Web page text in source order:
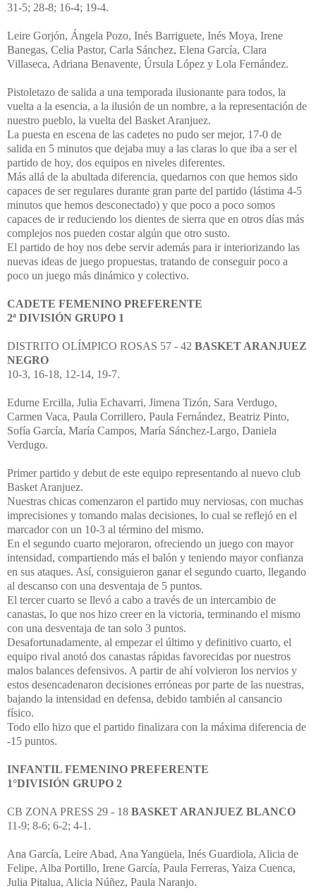
31-5; 28-8; 16-4; 19-4.
Leire Gorjón, Ángela Pozo, Inés Barriguete, Inés Moya, Irene
Banegas, Celia Pastor, Carla Sánchez, Elena García, Clara
Villaseca, Adriana Benavente, Úrsula López y Lola Fernández.
Pistoletazo de salida a una temporada ilusionante para todos, la
vuelta a la esencia, a la ilusión de un nombre, a la representación de
nuestro pueblo, la vuelta del Basket Aranjuez.
La puesta en escena de las cadetes no pudo ser mejor, 17-0 de
salida en 5 minutos que dejaba muy a las claras lo que iba a ser el
partido de hoy, dos equipos en niveles diferentes.
Más allá de la abultada diferencia, quedarnos con que hemos sido
capaces de ser regulares durante gran parte del partido (lástima 4-5
minutos que hemos desconectado) y que poco a poco somos
capaces de ir reduciendo los dientes de sierra que en otros días más
complejos nos pueden costar algún que otro susto.
El partido de hoy nos debe servir además para ir interiorizando las
nuevas ideas de juego propuestas, tratando de conseguir poco a
poco un juego más dinámico y colectivo.
CADETE FEMENINO PREFERENTE
2ª DIVISIÓN GRUPO 1
DISTRITO OLÍMPICO ROSAS 57 - 42 BASKET ARANJUEZ
NEGRO
10-3, 16-18, 12-14, 19-7.
Edurne Ercilla, Julia Echavarri, Jimena Tizón, Sara Verdugo,
Carmen Vaca, Paula Corrillero, Paula Fernández, Beatriz Pinto,
Sofía García, María Campos, María Sánchez-Largo, Daniela
Verdugo.
Primer partido y debut de este equipo representando al nuevo club
Basket Aranjuez.
Nuestras chicas comenzaron el partido muy nerviosas, con muchas
imprecisiones y tomando malas decisiones, lo cual se reflejó en el
marcador con un 10-3 al término del mismo.
En el segundo cuarto mejoraron, ofreciendo un juego con mayor
intensidad, compartiendo más el balón y teniendo mayor confianza
en sus ataques. Así, consiguieron ganar el segundo cuarto, llegando
al descanso con una desventaja de 5 puntos.
El tercer cuarto se llevó a cabo a través de un intercambio de
canastas, lo que nos hizo creer en la victoria, terminando el mismo
con una desventaja de tan solo 3 puntos.
Desafortunadamente, al empezar el último y definitivo cuarto, el
equipo rival anotó dos canastas rápidas favorecidas por nuestros
malos balances defensivos. A partir de ahí volvieron los nervios y
estos desencadenaron decisiones erróneas por parte de las nuestras,
bajando la intensidad en defensa, debido también al cansancio
físico.
Todo ello hizo que el partido finalizara con la máxima diferencia de
-15 puntos.
INFANTIL FEMENINO PREFERENTE
1°DIVISIÓN GRUPO 2
CB ZONA PRESS 29 - 18 BASKET ARANJUEZ BLANCO
11-9; 8-6; 6-2; 4-1.
Ana García, Leire Abad, Ana Yangüela, Inés Guardiola, Alicia de
Felipe, Alba Portillo, Irene García, Paula Ferreras, Yaiza Cuenca,
Julia Pitalua, Alicia Núñez, Paula Naranjo.